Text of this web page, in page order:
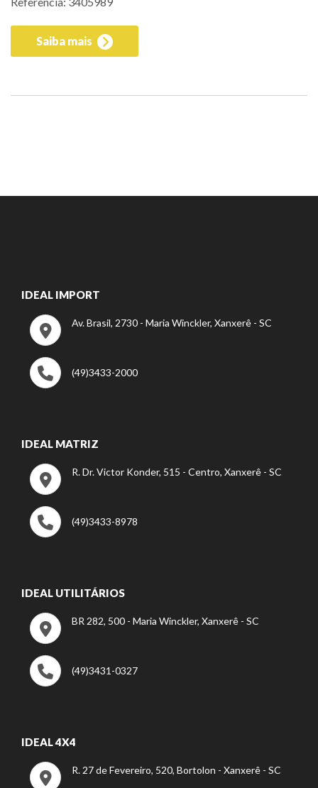
Saiba mais
IDEAL IMPORT
Av. Brasil, 2730 - Maria Winckler, Xanxerê - SC
(49)3433-2000
IDEAL MATRIZ
R. Dr. Victor Konder, 515 - Centro, Xanxerê - SC
(49)3433-8978
IDEAL UTILITÁRIOS
BR 282, 500 - Maria Winckler, Xanxerê - SC
(49)3431-0327
IDEAL 4X4
R. 27 de Fevereiro, 520, Bortolon - Xanxerê - SC